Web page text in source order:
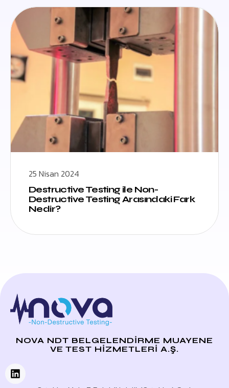
25 Nisan 2024
Destructive Testing ile Non-
Destructive Testing Arasındaki Fark
Nedir?
NOVA NDT BELGELENDİRME MUAYENE
VE TEST HİZMETLERİ A.Ş.